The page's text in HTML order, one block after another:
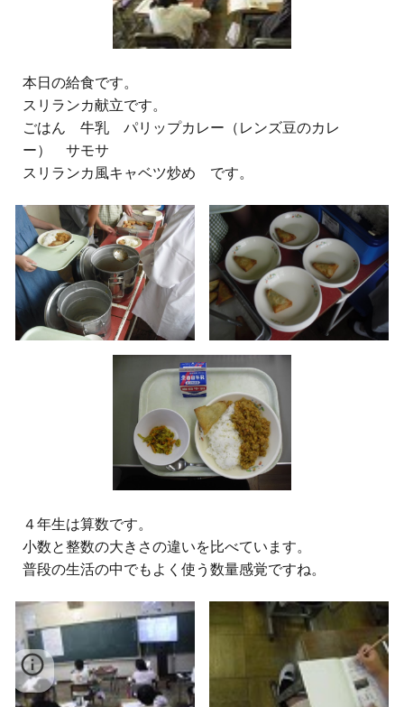
本日の給食です。
スリランカ献立です。
ごはん 牛乳 パリップカレー（レンズ豆のカレ
ー） サモサ
スリランカ風キャベツ炒め です。
４年生は算数です。
小数と整数の大きさの違いを比べています。
普段の生活の中でもよく使う数量感覚ですね。